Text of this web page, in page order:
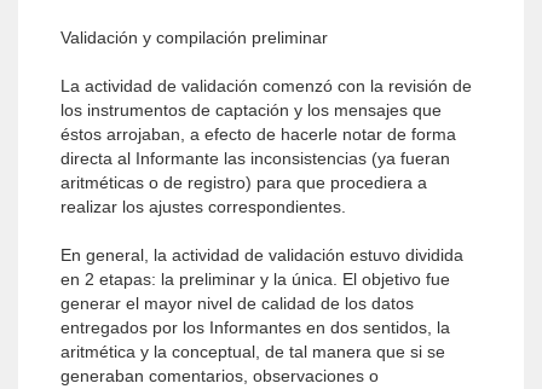
Validación y compilación preliminar
La actividad de validación comenzó con la revisión de
los instrumentos de captación y los mensajes que
éstos arrojaban, a efecto de hacerle notar de forma
directa al Informante las inconsistencias (ya fueran
aritméticas o de registro) para que procediera a
realizar los ajustes correspondientes.
En general, la actividad de validación estuvo dividida
en 2 etapas: la preliminar y la única. El objetivo fue
generar el mayor nivel de calidad de los datos
entregados por los Informantes en dos sentidos, la
aritmética y la conceptual, de tal manera que si se
generaban comentarios, observaciones o